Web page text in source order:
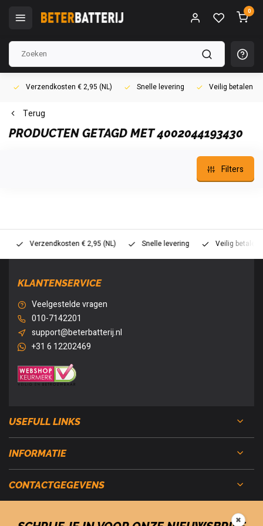
0
Verzendkosten € 2,95 (NL) Snelle levering Veilig betalen
Terug
PRODUCTEN GETAGD MET 4002044193430
Filters
Verzendkosten € 2,95 (NL) Snelle levering Veilig betalen
KLANTENSERVICE
Veelgestelde vragen
010-7142201
support@beterbatterij.nl
+31 6 12202469
USEFULL LINKS
INFORMATIE
CONTACTGEGEVENS
✖